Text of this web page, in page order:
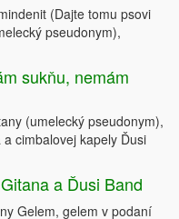
(Dajte tomu psovi
pseudonym),
sukňu, nemám
(umelecký pseudonym),
cimbalovej kapely Ďusi
a Ďusi Band
Gelem, gelem v podaní